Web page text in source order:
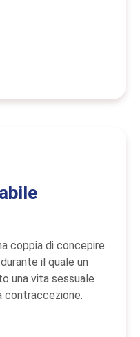
coppia di concepire
il quale un
una vita sessuale
contraccezione.